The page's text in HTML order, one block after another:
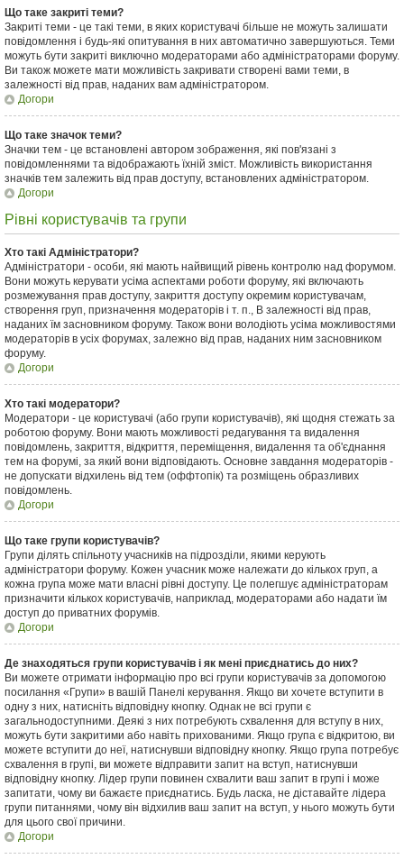
Що таке закриті теми?
Закриті теми - це такі теми, в яких користувачі більше не можуть залишати
повідомлення і будь-які опитування в них автоматично завершуються. Теми
можуть бути закриті виключно модераторами або адміністраторами форуму.
Ви також можете мати можливість закривати створені вами теми, в
залежності від прав, наданих вам адміністратором.
Догори
Що таке значок теми?
Значки тем - це встановлені автором зображення, які пов'язані з
повідомленнями та відображають їхній зміст. Можливість використання
значків тем залежить від прав доступу, встановлених адміністратором.
Догори
Рівні користувачів та групи
Хто такі Адміністратори?
Адміністратори - особи, які мають найвищий рівень контролю над форумом.
Вони можуть керувати усіма аспектами роботи форуму, які включають
розмежування прав доступу, закриття доступу окремим користувачам,
створення груп, призначення модераторів і т. п., В залежності від прав,
наданих їм засновником форуму. Також вони володіють усіма можливостями
модераторів в усіх форумах, залежно від прав, наданих ним засновником
форуму.
Догори
Хто такі модератори?
Модератори - це користувачі (або групи користувачів), які щодня стежать за
роботою форуму. Вони мають можливості редагування та видалення
повідомлень, закриття, відкриття, переміщення, видалення та об'єднання
тем на форумі, за який вони відповідають. Основне завдання модераторів -
не допускати відхилень від тем (оффтопік) та розміщень образливих
повідомлень.
Догори
Що таке групи користувачів?
Групи ділять спільноту учасників на підрозділи, якими керують
адміністратори форуму. Кожен учасник може належати до кількох груп, а
кожна група може мати власні рівні доступу. Це полегшує адміністраторам
призначити кількох користувачів, наприклад, модераторами або надати їм
доступ до приватних форумів.
Догори
Де знаходяться групи користувачів і як мені приєднатись до них?
Ви можете отримати інформацію про всі групи користувачів за допомогою
посилання «Групи» в вашій Панелі керування. Якщо ви хочете вступити в
одну з них, натисніть відповідну кнопку. Однак не всі групи є
загальнодоступними. Деякі з них потребують схвалення для вступу в них,
можуть бути закритими або навіть прихованими. Якщо група є відкритою, ви
можете вступити до неї, натиснувши відповідну кнопку. Якщо група потребує
схвалення в групі, ви можете відправити запит на вступ, натиснувши
відповідну кнопку. Лідер групи повинен схвалити ваш запит в групі і може
запитати, чому ви бажаєте приєднатись. Будь ласка, не діставайте лідера
групи питаннями, чому він відхилив ваш запит на вступ, у нього можуть бути
для цього свої причини.
Догори